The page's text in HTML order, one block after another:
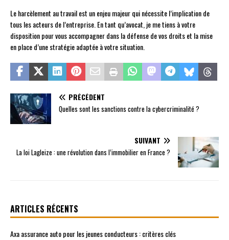
Le harcèlement au travail est un enjeu majeur qui nécessite l’implication de
tous les acteurs de l’entreprise. En tant qu’avocat, je me tiens à votre
disposition pour vous accompagner dans la défense de vos droits et la mise
en place d’une stratégie adaptée à votre situation.
PRÉCÉDENT
Quelles sont les sanctions contre la cybercriminalité ?
SUIVANT
La loi Lagleize : une révolution dans l’immobilier en France ?
ARTICLES RÉCENTS
Axa assurance auto pour les jeunes conducteurs : critères clés